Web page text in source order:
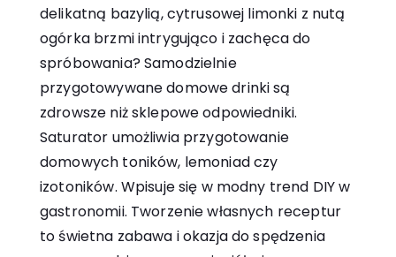
delikatną bazylią, cytrusowej limonki z nutą
ogórka brzmi intrygująco i zachęca do
spróbowania? Samodzielnie
przygotowywane domowe drinki są
zdrowsze niż sklepowe odpowiedniki.
Saturator umożliwia przygotowanie
domowych toników, lemoniad czy
izotoników. Wpisuje się w modny trend DIY w
gastronomii. Tworzenie własnych receptur
to świetna zabawa i okazja do spędzenia